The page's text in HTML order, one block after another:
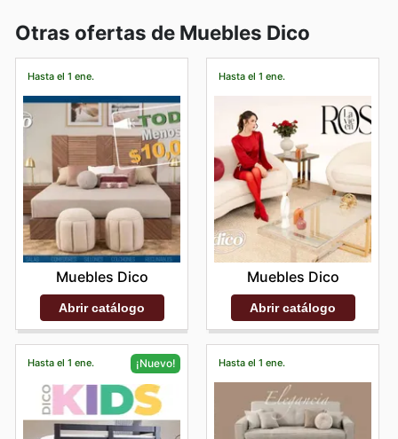
Otras ofertas de Muebles Dico
Hasta el 1 ene.
Muebles Dico
Abrir catálogo
Hasta el 1 ene.
Muebles Dico
Abrir catálogo
Hasta el 1 ene. ¡Nuevo! Hasta el 1 ene.